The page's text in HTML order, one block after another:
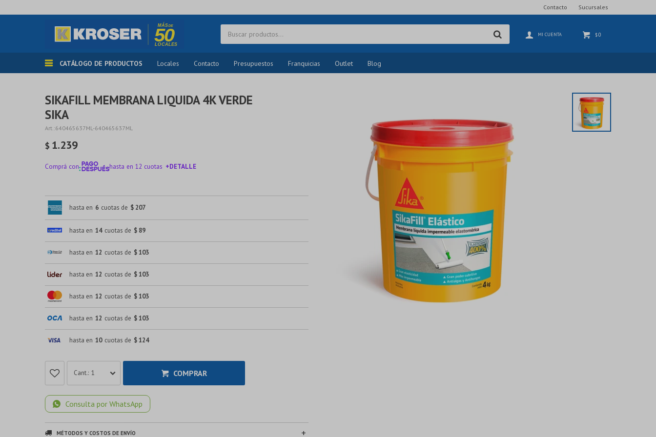
CATÁLOGO DE PRODUCTOS Locales Contacto Presupuestos Franquicias Outlet Blog
$0
Contacto Sucursales
SIKAFILL MEMBRANA LIQUIDA 4K VERDE
SIKA
640465637ML-640465637ML
$ 1.239
Comprá con hasta en 12 cuotas +DETALLE
hasta en 6 cuotas de $ 207
hasta en 14 cuotas de $ 89
hasta en 12 cuotas de $ 103
hasta en 12 cuotas de $ 103
hasta en 12 cuotas de $ 103
hasta en 12 cuotas de $ 103
hasta en 10 cuotas de $ 124
1 COMPRAR
Consulta por WhatsApp
MÉTODOS Y COSTOS DE ENVÍO